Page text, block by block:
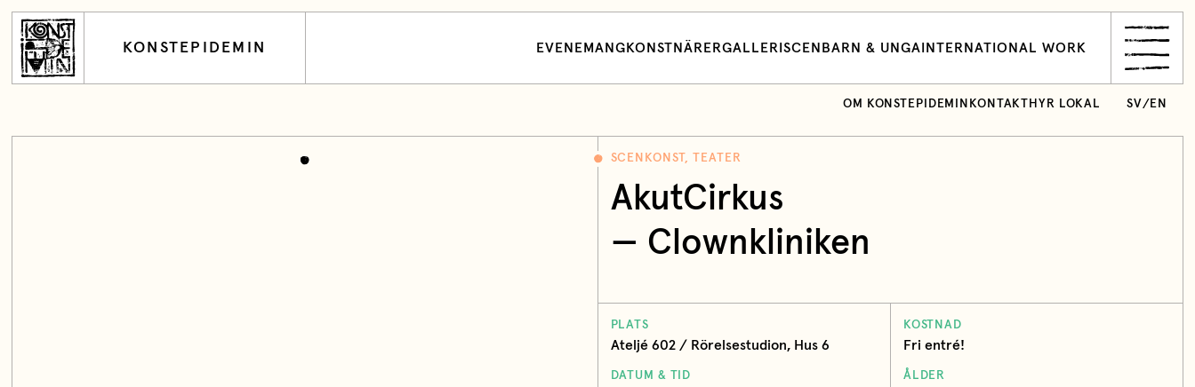
KONSTEPIDEMIN EVENEMANG KONSTNÄRERGALLERI SCEN BARN & UNGA INTERNATIONAL WORK
OM KONSTEPIDEMIN KONTAKT HYR LOKAL SV/ EN
SCENKONST, TEATER
AkutCirkus
— Clownkliniken
PLATS
Ateljé 602 / Rörelsestudion, Hus 6
DATUM & TID
KOSTNAD
Fri entré!
ÅLDER